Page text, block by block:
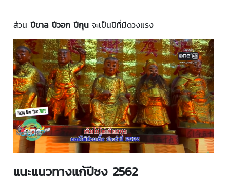
ส่วน ปีขาล ปีวอก ปีกุน จะเป็นปีที่มีดวงแรง
แนะแนวทางแก้ปีชง 2562